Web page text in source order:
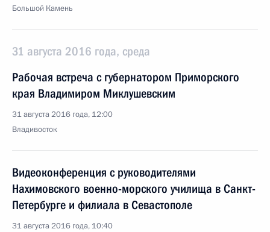
Большой Камень
31 августа 2016 года, среда
Рабочая встреча с губернатором Приморского
края Владимиром Миклушевским
31 августа 2016 года, 12:00
Владивосток
Видеоконференция с руководителями
Нахимовского военно-морского училища в Санкт-
Петербурге и филиала в Севастополе
31 августа 2016 года, 10:40